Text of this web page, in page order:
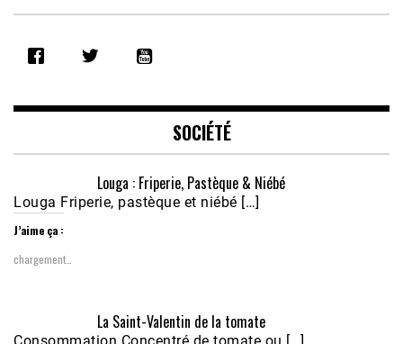
RSS FEED
EMBED
Nobana (Podologue)
Feb 24, 2021 • 28mn
SOCIÉTÉ
Louga : Friperie, Pastèque & Niébé
Louga Friperie, pastèque et niébé […]
J’aime ça :
chargement…
La Saint-Valentin de la tomate